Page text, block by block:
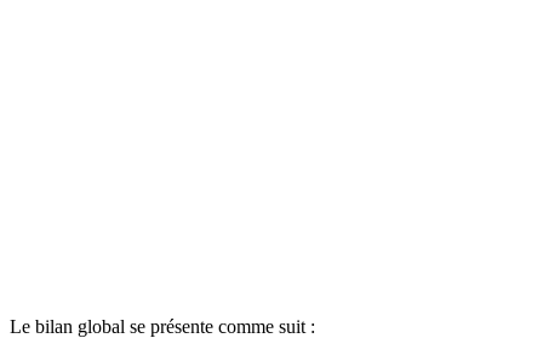
Le bilan global se présente comme suit :